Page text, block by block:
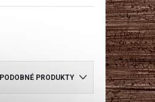
PODOBNÉ PRODUKTY